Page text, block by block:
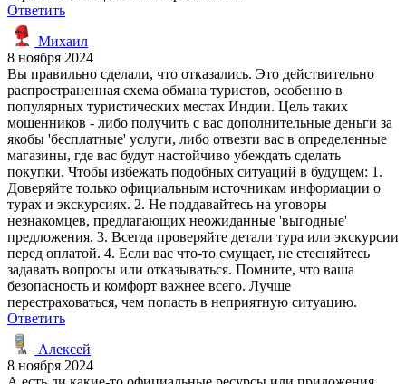
Ответить
Михаил
8 ноября 2024
Вы правильно сделали, что отказались. Это действительно
распространенная схема обмана туристов, особенно в
популярных туристических местах Индии. Цель таких
мошенников - либо получить с вас дополнительные деньги за
якобы 'бесплатные' услуги, либо отвезти вас в определенные
магазины, где вас будут настойчиво убеждать сделать
покупки. Чтобы избежать подобных ситуаций в будущем: 1.
Доверяйте только официальным источникам информации о
турах и экскурсиях. 2. Не поддавайтесь на уговоры
незнакомцев, предлагающих неожиданные 'выгодные'
предложения. 3. Всегда проверяйте детали тура или экскурсии
перед оплатой. 4. Если вас что-то смущает, не стесняйтесь
задавать вопросы или отказываться. Помните, что ваша
безопасность и комфорт важнее всего. Лучше
перестраховаться, чем попасть в неприятную ситуацию.
Ответить
Алексей
8 ноября 2024